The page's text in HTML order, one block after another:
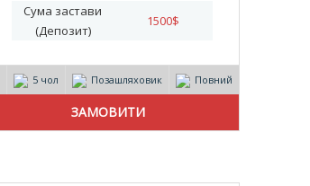
Сума застави
(Депозит)
1500$
5 чол Позашляховик Повний